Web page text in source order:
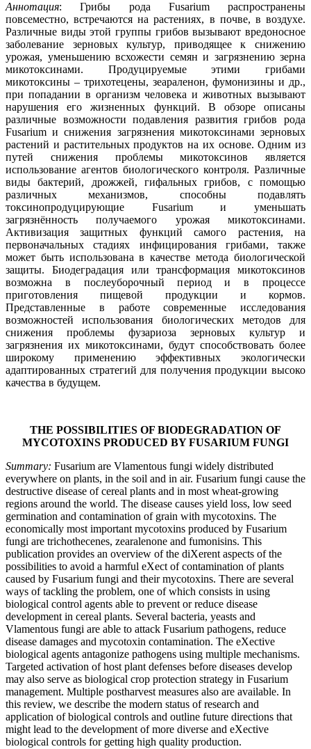
Аннотация: Грибы рода Fusarium распространены
повсеместно, встречаются на растениях, в почве, в воздухе.
Различные виды этой группы грибов вызывают вредоносное
заболевание зерновых культур, приводящее к снижению
урожая, уменьшению всхожести семян и загрязнению зерна
микотоксинами. Продуцируемые этими грибами
микотоксины – трихотецены, зеараленон, фумонизины и др.,
при попадании в организм человека и животных вызывают
нарушения его жизненных функций. В обзоре описаны
различные возможности подавления развития грибов рода
Fusarium и снижения загрязнения микотоксинами зерновых
растений и растительных продуктов на их основе. Одним из
путей снижения проблемы микотоксинов является
использование агентов биологического контроля. Различные
виды бактерий, дрожжей, гифальных грибов, с помощью
различных механизмов, способны подавлять
токсинопродуцирующие Fusarium и уменьшать
загрязнённость получаемого урожая микотоксинами.
Активизация защитных функций самого растения, на
первоначальных стадиях инфицирования грибами, также
может быть использована в качестве метода биологической
защиты. Биодеградация или трансформация микотоксинов
возможна в послеуборочный период и в процессе
приготовления пищевой продукции и кормов.
Представленные в работе современные исследования
возможностей использования биологических методов для
снижения проблемы фузариоза зерновых культур и
загрязнения их микотоксинами, будут способствовать более
широкому применению эффективных экологически
адаптированных стратегий для получения продукции высоко
качества в будущем.
THE POSSIBILITIES OF BIODEGRADATION OF
MYCOTOXINS PRODUCED BY FUSARIUM FUNGI
Summary: Fusarium are Vlamentous fungi widely distributed
everywhere on plants, in the soil and in air. Fusarium fungi cause the
destructive disease of cereal plants and in most wheat-growing
regions around the world. The disease causes yield loss, low seed
germination and contamination of grain with mycotoxins. The
economically most important mycotoxins produced by Fusarium
fungi are trichothecenes, zearalenone and fumonisins. This
publication provides an overview of the diXerent aspects of the
possibilities to avoid a harmful eXect of contamination of plants
caused by Fusarium fungi and their mycotoxins. There are several
ways of tackling the problem, one of which consists in using
biological control agents able to prevent or reduce disease
development in cereal plants. Several bacteria, yeasts and
Vlamentous fungi are able to attack Fusarium pathogens, reduce
disease damages and mycotoxin contamination. The eXective
biological agents antagonize pathogens using multiple mechanisms.
Targeted activation of host plant defenses before diseases develop
may also serve as biological crop protection strategy in Fusarium
management. Multiple postharvest measures also are available. In
this review, we describe the modern status of research and
application of biological controls and outline future directions that
might lead to the development of more diverse and eXective
biological controls for getting high quality production.